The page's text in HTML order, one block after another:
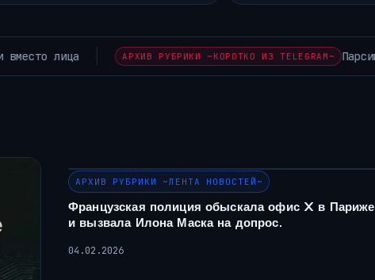
БЕЗ знаний кодинга — нашли ИИ-парсер ScraperAI,…
АРХИВ РУБРИКИ ~ЛЕНТА НОВОСТЕЙ~
Французская полиция обыскала офис X в Париже
и вызвала Илона Маска на допрос.
04.02.2026